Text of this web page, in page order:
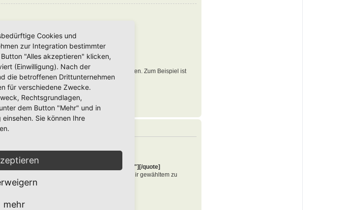
bist, dass die Tags richtig geschlossen werden. Zum Beispiel ist
dass der alte Beitragstext von
[quote=""][/quote]
zu einer Person oder zu etwas anderem von dir gewähltem zu
Cookies und
zur Integration bestimmter
"Alles akzeptieren" klicken,
(Einwilligung). Nach der
die betroffenen Drittunternehmen
für verschiedene Zwecke.
Rechtsgrundlagen,
dem Button "Mehr" und in
Sie können Ihre
mehr